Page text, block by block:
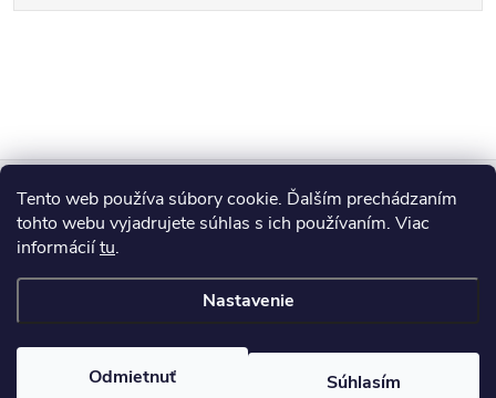
Tento web používa súbory cookie. Ďalším prechádzaním
tohto webu vyjadrujete súhlas s ich používaním. Viac
informáciítu.
Nastavenie
Odmietnuť Súhlasím
Z
á
p
ä
Blog
Informácie pre vás
. Všetky práva vyhradené.